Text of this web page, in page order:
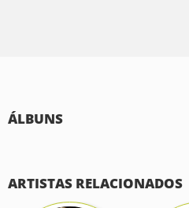
ÁLBUNS
ARTISTAS RELACIONADOS